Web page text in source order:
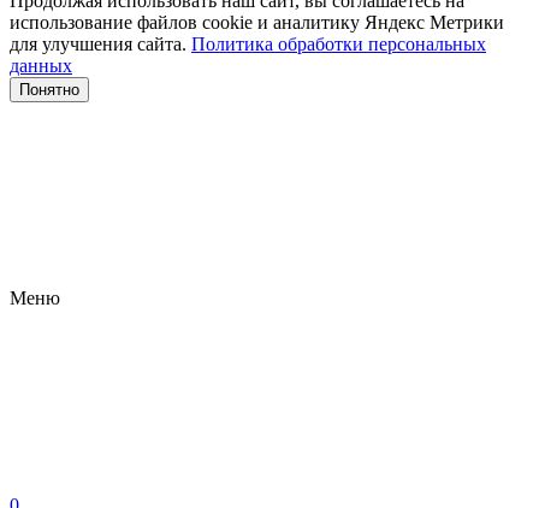
использование файлов сооkіе и аналитику Яндекс Метрики
для улучшения сайта. Политика обработки персональных
данных
Понятно
Меню